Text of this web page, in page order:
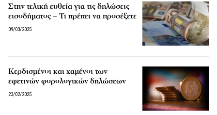
Στην τελική ευθεία για τις δηλώσεις
εισοδήματος – Τι πρέπει να προσέξετε
09/03/2025
Κερδισμένοι και χαμένοι των
εφετινών φορολογικών δηλώσεων
23/02/2025